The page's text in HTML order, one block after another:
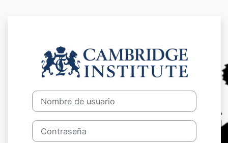
Entrar a
Nombre de usuario
Contraseña